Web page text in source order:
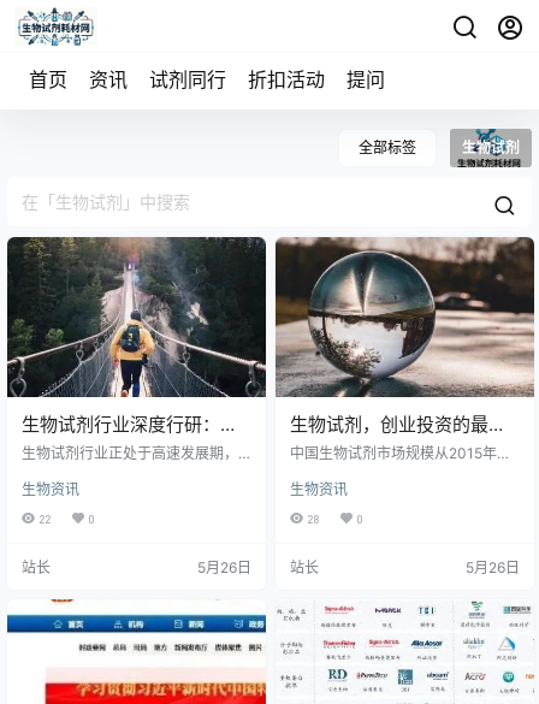
首页 资讯 试剂同行 折扣活动 提问
全部标签 生物试剂
生物试剂行业深度行研：扶
摇直上九万里，国产替代正
生物试剂行业正处于高速发展期，
出，随着国内技术突破和政策支
持，国产生物试剂在性能、成本和
生物医药上游核心原料领域。市场
规模持续增长，国产企业迎来战略
机遇期。未来，国产替代将成为行
业主旋律，推动本土产业链自主可
生物资讯
22 0
站长 5月26日
生物试剂，创业投资的最佳
赛道
中国生物试剂市场规模从2015年的6
预计2025年达308.2亿元。分子试
剂国产化率已高，未来机会有限；
学试剂赛道最具投资价值，当前无
性强，涵盖细胞培养、类器官等方
向，国产化率低，未来爆发性强，
值得重点布局。
生物资讯
28 0
站长 5月26日